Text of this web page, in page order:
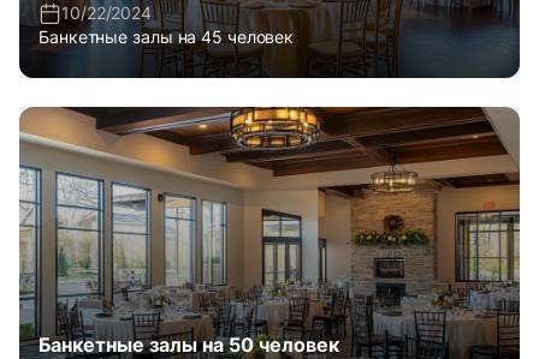
10/22/2024
Банкетные залы на 45 человек
Банкетные залы на 50 человек